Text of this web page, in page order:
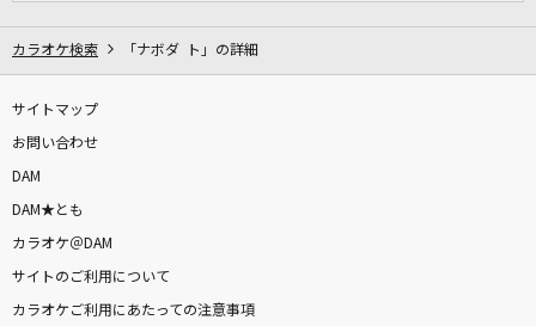
カラオケ検索 「ナボダ ト」の詳細
サイトマップ
お問い合わせ
DAM
DAM★とも
カラオケ＠DAM
サイトのご利用について
カラオケご利用にあたっての注意事項